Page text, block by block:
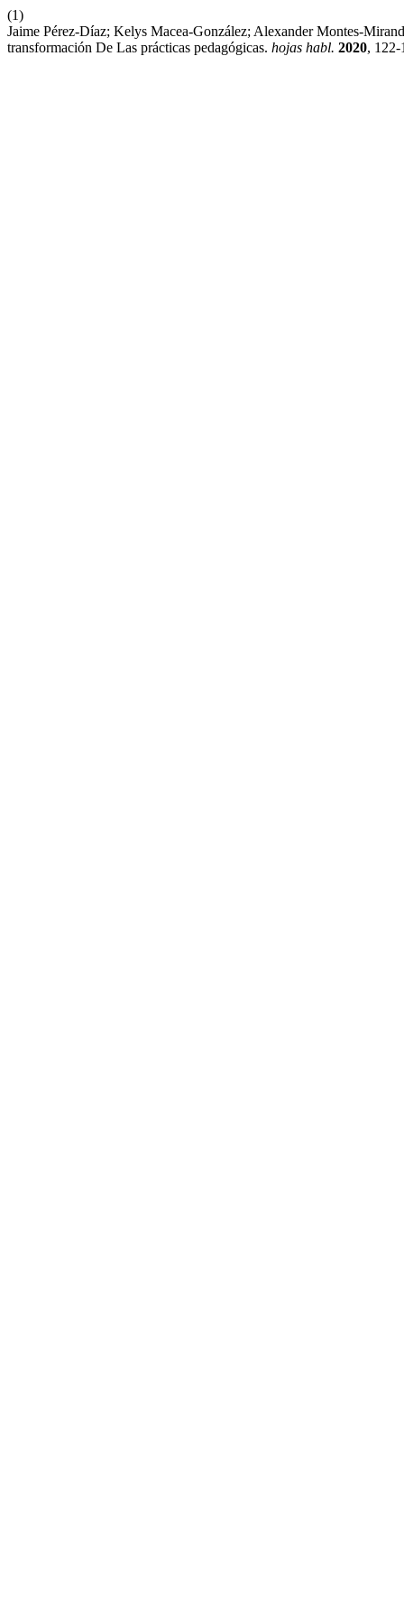
(1)
Jaime Pérez-Díaz; Kelys Macea-González; Alexander Montes-
transformación De Las prácticas pedagógicas. hojas habl. 2020, 122-